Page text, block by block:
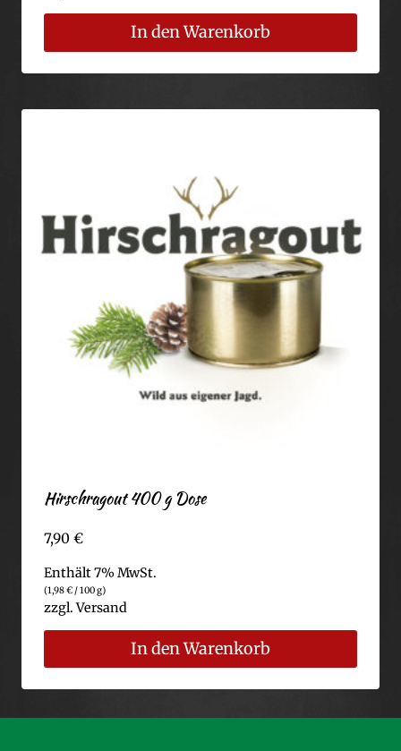
In den Warenkorb
Hirschragout 400 g Dose
7,90 €
Enthält 7% MwSt.
(1,98€ / 100 g)
zzgl.Versand
In den Warenkorb